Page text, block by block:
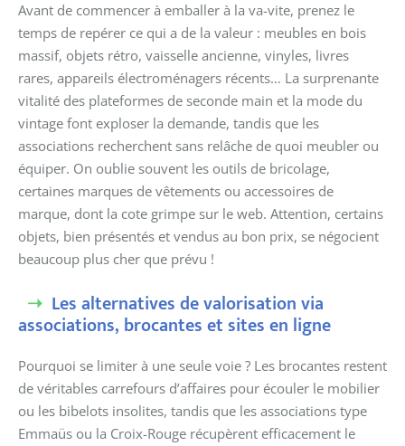
Avant de commencer à emballer à la va-vite, prenez le
temps de repérer ce qui a de la valeur : meubles en bois
massif, objets rétro, vaisselle ancienne, vinyles, livres
rares, appareils électroménagers récents… La surprenante
vitalité des plateformes de seconde main et la mode du
vintage font exploser la demande, tandis que les
associations recherchent sans relâche de quoi meubler ou
équiper. On oublie souvent les outils de bricolage,
certaines marques de vêtements ou accessoires de
marque, dont la cote grimpe sur le web. Attention, certains
objets, bien présentés et vendus au bon prix, se négocient
beaucoup plus cher que prévu !
Les alternatives de valorisation via
associations, brocantes et sites en ligne
Pourquoi se limiter à une seule voie ? Les brocantes restent
de véritables carrefours d’affaires pour écouler le mobilier
ou les bibelots insolites, tandis que les associations type
Emmaüs ou la Croix-Rouge récupèrent efficacement le